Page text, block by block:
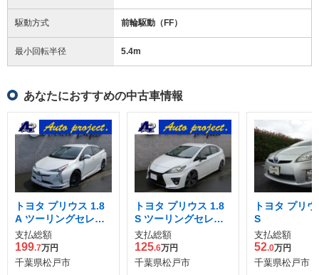
駆動方式 前輪駆動（FF）
最小回転半径 5.4m
あなたにおすすめの中古車情報
トヨタ プリウス 1.8
A ツーリングセレク
ション
支払総額
199.7万円
千葉県松戸市
トヨタ プリウス 1.8
S ツーリングセレク
ション G's
支払総額
125.6万円
千葉県松戸市
トヨタ プリ
S
支払総額
52.0万円
千葉県松戸市